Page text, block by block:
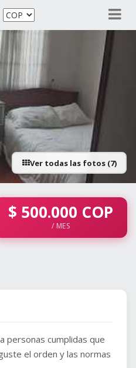
Ver todas las fotos (7)
$ 500.000 COP
/ MES
personas cumplidas que
el orden y las normas